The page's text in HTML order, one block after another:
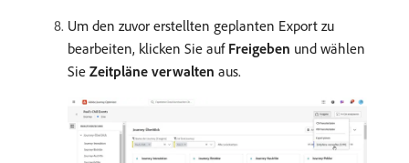
Um den zuvor erstellten geplanten Export zu
bearbeiten, klicken Sie auf Freigeben und wählen
Sie Zeitpläne verwalten aus.